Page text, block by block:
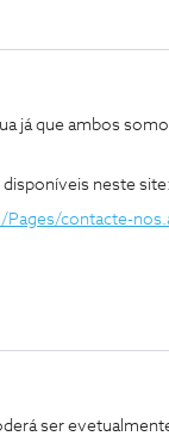
já que ambos
neste site:
contacte-
ser